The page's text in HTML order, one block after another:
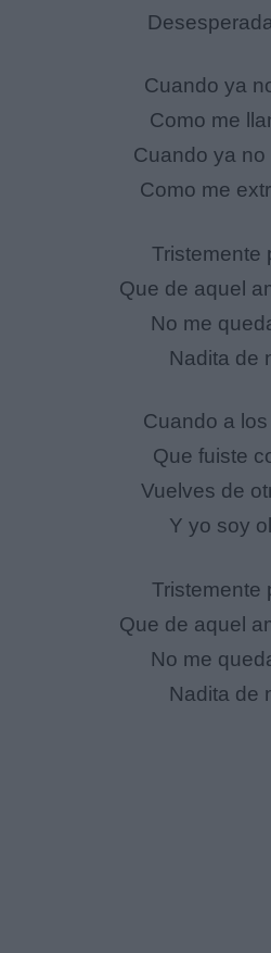
Cuando ya
Como me
Cuando ya no
Como me
Tristemente
Que de aquel
No me
Nadita de
Cuando a
Que fuiste
Vuelves de
Y yo soy
Tristemente
Que de aquel
No me
Nadita de